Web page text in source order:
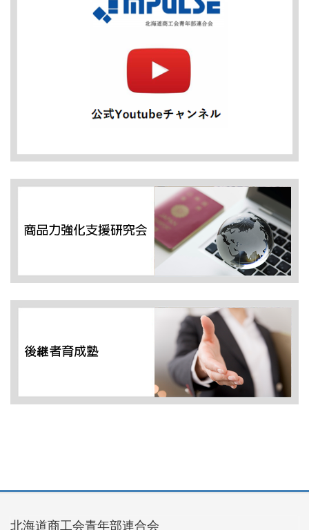
北海道商工会青年部連合会